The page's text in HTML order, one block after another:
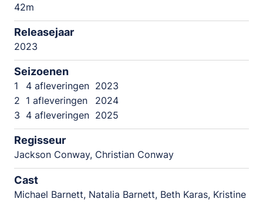
42m
Releasejaar
2023
Seizoenen
1 4 afleveringen 2023
2 1 afleveringen
2024
3 4 afleveringen 2025
Regisseur
Jackson Conway, Christian Conway
Cast
Michael Barnett, Natalia Barnett, Beth Karas, Kristine